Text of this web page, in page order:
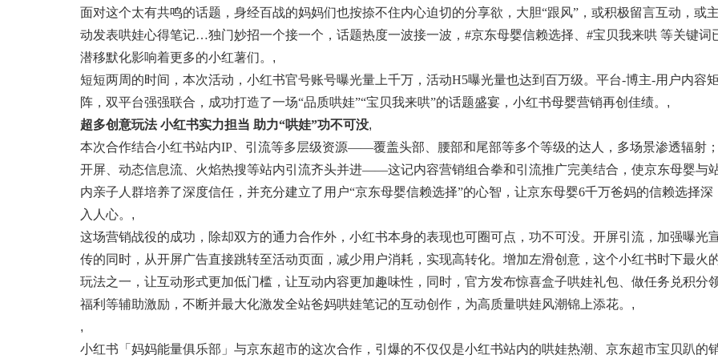
面对这个太有共鸣的话题，身经百战的妈妈们也按捺不住内心迫切的分享欲，大胆“跟风”，或积极留言互动，或主
动发表哄娃心得笔记…独门妙招一个接一个，话题热度一波接一波，#京东母婴信赖选择、#宝贝我来哄 等关键词
潜移默化影响着更多的小红薯们。 ,
短短两周的时间，本次活动，小红书官号账号曝光量上千万，活动H5曝光量也达到百万级。平台-博主-用户内容矩
阵，双平台强强联合，成功打造了一场“品质哄娃”“宝贝我来哄”的话题盛宴，小红书母婴营销再创佳绩。 ,
超多创意玩法 小红书实力担当 助力“哄娃”功不可没,
本次合作结合小红书站内IP、引流等多层级资源——覆盖头部、腰部和尾部等多个等级的达人，多场景渗透辐射；
开屏、动态信息流、火焰热搜等站内引流齐头并进——这记内容营销组合拳和引流推广完美结合，使京东母婴与
内亲子人群培养了深度信任，并充分建立了用户“京东母婴信赖选择”的心智，让京东母婴6千万爸妈的信赖选择深
入人心。 ,
这场营销战役的成功，除却双方的通力合作外，小红书本身的表现也可圈可点，功不可没。开屏引流，加强曝光
传的同时，从开屏广告直接跳转至活动页面，减少用户消耗，实现高转化。增加左滑创意，这个小红书时下最火
玩法之一，让互动形式更加低门槛，让互动内容更加趣味性，同时，官方发布惊喜盒子哄娃礼包、做任务兑积分
福利等辅助激励，不断并最大化激发全站爸妈哄娃笔记的互动创作，为高质量哄娃风潮锦上添花。 ,
,
小红书「妈妈能量俱乐部」与京东超市的这次合作，引爆的不仅仅是小红书站内的哄娃热潮、京东超市宝贝趴的